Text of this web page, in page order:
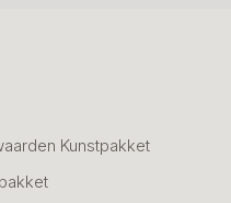
Kunstpakket